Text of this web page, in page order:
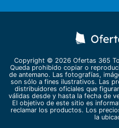
Copyright © 2026 Ofertas 365
Queda prohibido copiar o
de antemano. Las fotografías,
son sólo a fines ilustrativos. Las
distribuidores oficiales que
válidas desde y hasta la fecha de
El objetivo de este sitio es
reclamar los productos. Los
la